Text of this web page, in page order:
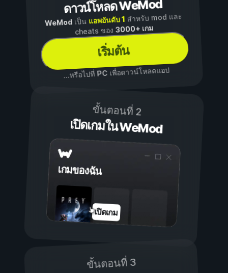
ดาวน์โหลด WeMod
WeModเป็น แอพอันดับ 1 สำหรับ mod และ
cheats ของ3000+ เกม
เริ่มต้น
...หรือไปที่ PCเพื่อดาวน์โหลดแอป
ขั้นตอนที่ 2
เปิดเกมใน WeMod
เกมของฉัน
เปิดเกม
ขั้นตอนที่ 3